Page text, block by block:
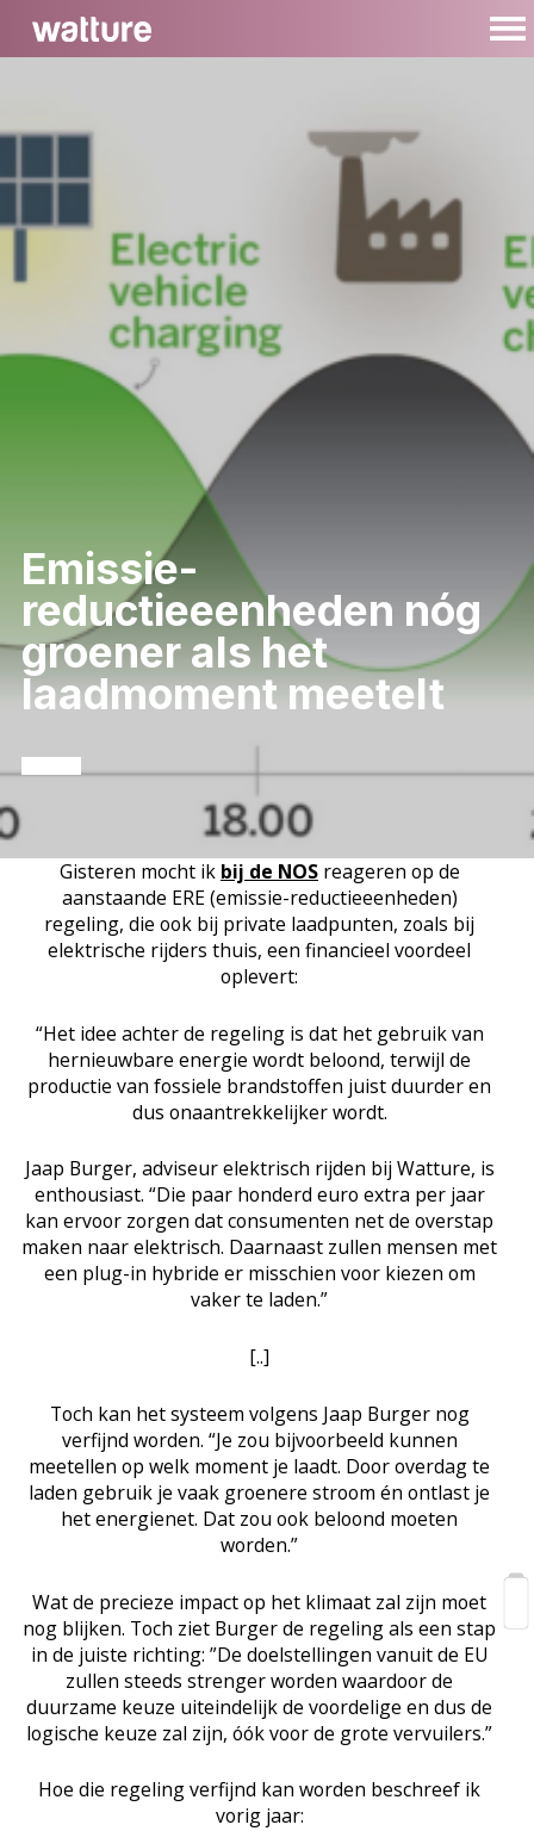
Emissie-
reductieeenheden nóg
groener als het
laadmoment meetelt
Gisteren mocht ik bij de NOSreageren op de
aanstaande ERE (emissie-reductieeenheden)
regeling, die ook bij private laadpunten, zoals bij
elektrische rijders thuis, een financieel voordeel
oplevert:
“Het idee achter de regeling is dat het gebruik van
hernieuwbare energie wordt beloond, terwijl de
productie van fossiele brandstoffen juist duurder en
dus onaantrekkelijker wordt.
Jaap Burger, adviseur elektrisch rijden bij Watture, is
enthousiast. “Die paar honderd euro extra per jaar
kan ervoor zorgen dat consumenten net de overstap
maken naar elektrisch. Daarnaast zullen mensen met
een plug-in hybride er misschien voor kiezen om
vaker te laden.”
[..]
Toch kan het systeem volgens Jaap Burger nog
verfijnd worden. “Je zou bijvoorbeeld kunnen
meetellen op welk moment je laadt. Door overdag te
laden gebruik je vaak groenere stroom én ontlast je
het energienet. Dat zou ook beloond moeten
worden.”
Wat de precieze impact op het klimaat zal zijn moet
nog blijken. Toch ziet Burger de regeling als een stap
in de juiste richting: ”De doelstellingen vanuit de EU
zullen steeds strenger worden waardoor de
duurzame keuze uiteindelijk de voordelige en dus de
logische keuze zal zijn, óók voor de grote vervuilers.”
Hoe die regeling verfijnd kan worden beschreef ik
vorig jaar: